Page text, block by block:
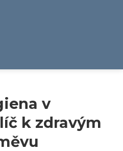
v
k zdravým